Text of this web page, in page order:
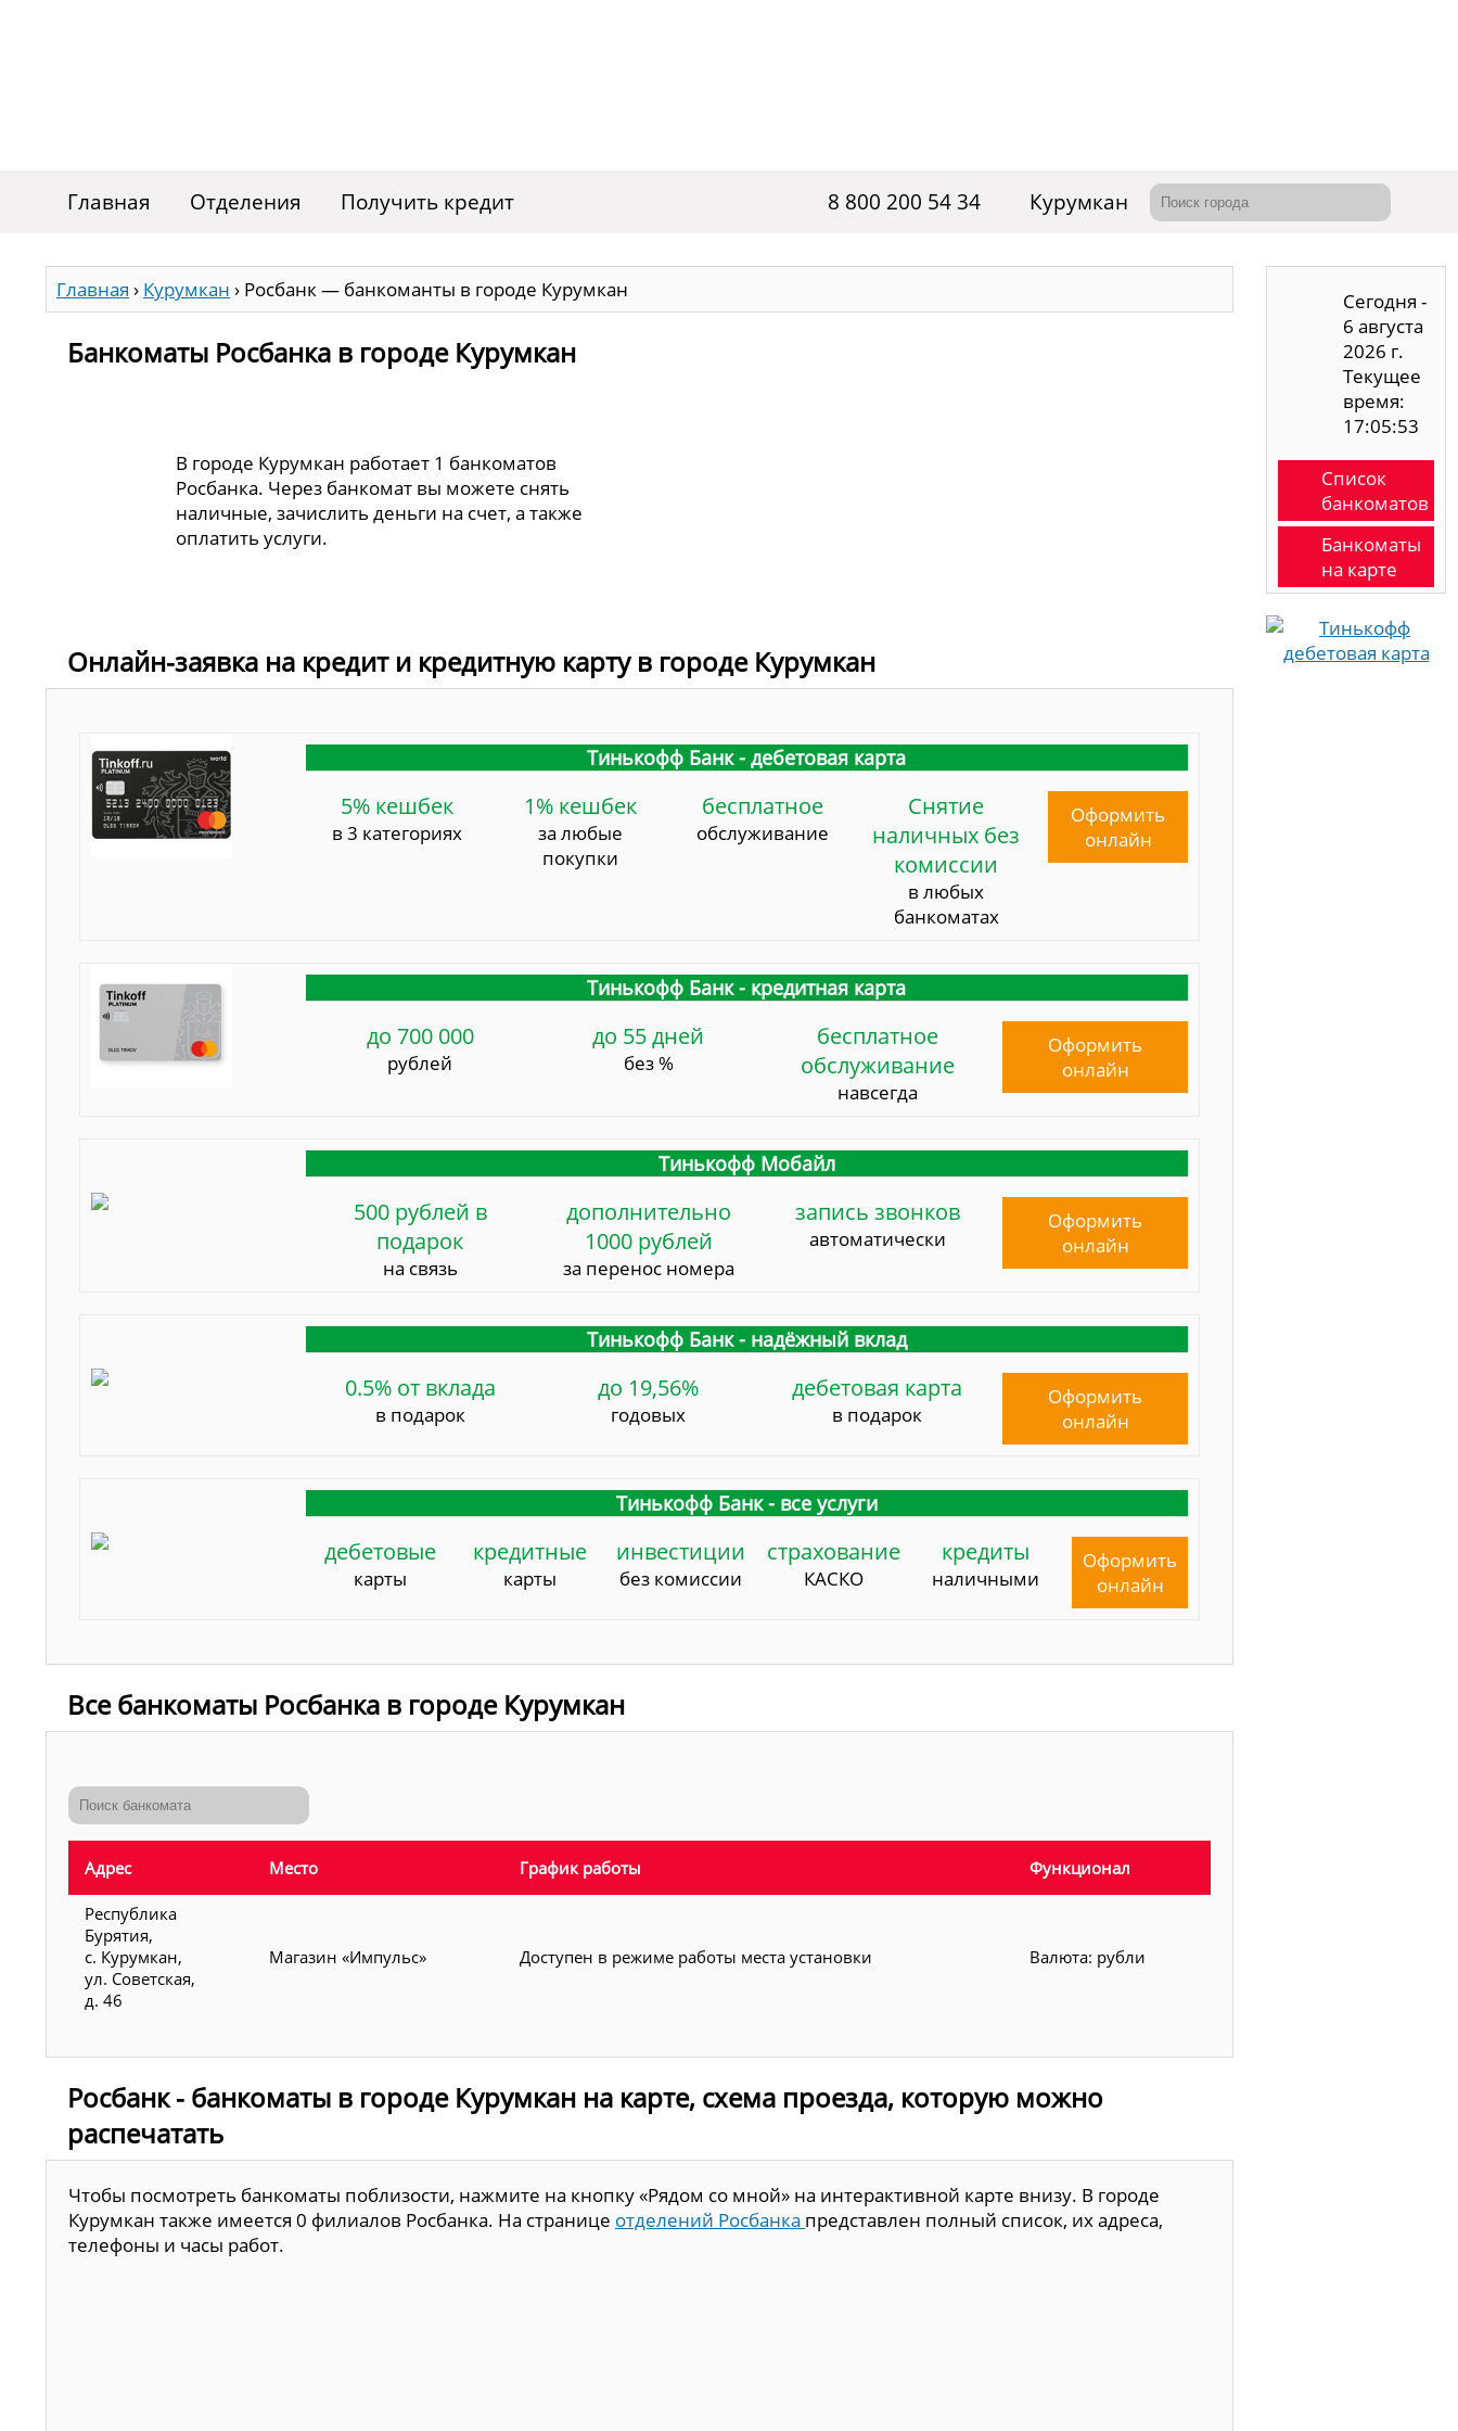
Главная Отделения Получить кредит 8 800 200 54 34 Курумкан
Главная › Курумкан › Росбанк — банкоманты в городе Курумкан
Банкоматы Росбанка в городе Курумкан
В городе Курумкан работает 1 банкоматов
Росбанка. Через банкомат вы можете снять
наличные, зачислить деньги на счет, а также
оплатить услуги.
Онлайн-заявка на кредит и кредитную карту в городе Курумкан
Тинькофф Банк - дебетовая карта
5% кешбек
в 3 категориях
1% кешбек
за любые
покупки
бесплатное
обслуживание
Снятие
наличных без
комиссии
в любых
банкоматах
Оформить
онлайн
Тинькофф Банк - кредитная карта
до 700 000
рублей
до 55 дней
без %
бесплатное
обслуживание
навсегда
Оформить
онлайн
Тинькофф Мобайл
500 рублей в
подарок
на связь
дополнительно
1000 рублей
за перенос номера
запись звонков
автоматически
Оформить
онлайн
Тинькофф Банк - надёжный вклад
0.5% от вклада
в подарок
до 19,56%
годовых
дебетовая карта
в подарок
Оформить
онлайн
Тинькофф Банк - все услуги
дебетовые
карты
кредитные
карты
инвестиции
без комиссии
страхование
КАСКО
кредиты
наличными
Оформить
онлайн
Все банкоматы Росбанка в городе Курумкан
Адрес Место График работы Функционал
Республика
Бурятия,
с. Курумкан,
ул. Советская,
д. 46
Магазин «Импульс» Доступен в режиме работы места установки Валюта: рубли
Росбанк - банкоматы в городе Курумкан на карте, схема проезда, которую можно
распечатать
Чтобы посмотреть банкоматы поблизости, нажмите на кнопку «Рядом со мной» на интерактивной карте внизу. В городе
Курумкан также имеется 0 филиалов Росбанка. На странице отделений Росбанка представлен полный список, их адреса,
телефоны и часы работ.
Сегодня -
6 августа
2026 г.
Текущее
время:
17:05:53
Список
банкоматов
Банкоматы
на карте